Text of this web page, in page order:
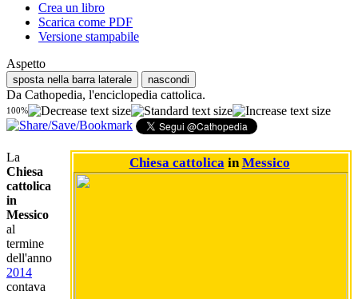
Crea un libro
Scarica come PDF
Versione stampabile
Aspetto
sposta nella barra laterale nascondi
Da Cathopedia, l'enciclopedia cattolica.
100%
Chiesa cattolica in Messico
La
Chiesa
cattolica
in
Messico
al
termine
dell'anno
2014
contava